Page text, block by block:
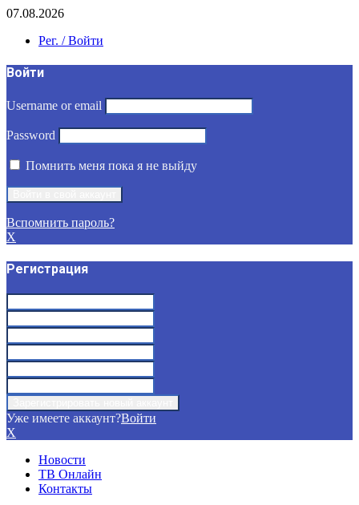
07.08.2026
Рег. / Войти
Войти
Username or email
Password
Помнить меня пока я не выйду
Вспомнить пароль?
X
Регистрация
Уже имеете аккаунт?Войти
X
Новости
ТВ Онлайн
Контакты